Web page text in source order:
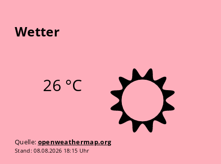
Wetter
26 °C
Quelle: openweathermap.org
Stand: 08.08.2026 18:15 Uhr